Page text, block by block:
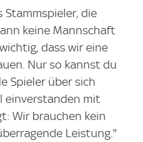
Stammspieler, die
keine Mannschaft
dass wir eine
Nur so kannst du
Spieler über sich
einverstanden mit
Wir brauchen kein
Leistung."